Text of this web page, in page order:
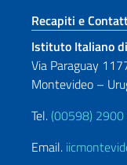
Sezione
Recapiti e
Istituto Italiano
Via Paraguay
Montevideo –
Tel. (00598)
Email.